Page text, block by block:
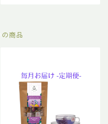
商品